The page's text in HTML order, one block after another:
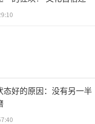
态好的原因：没有另一半